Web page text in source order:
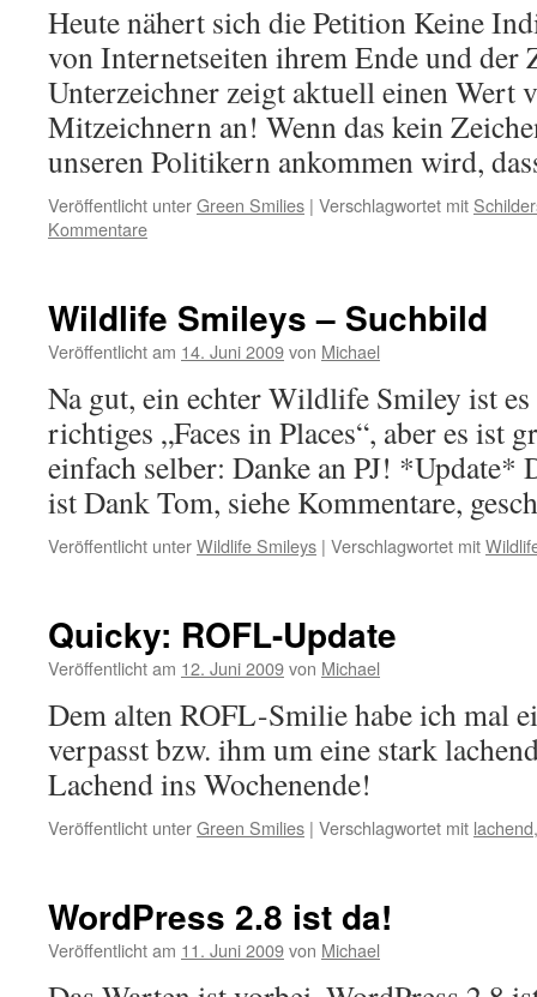
Heute nähert sich die Petition Keine
von Internetseiten ihrem Ende und der
Unterzeichner zeigt aktuell einen Wert
Mitzeichnern an! Wenn das kein
unseren Politikern ankommen wird,
Veröffentlicht unterGreen Smilies | Verschlagwortet mit
Kommentare
Wildlife Smileys – Suchbild
Veröffentlicht am 14. Juni 2009von Michael
Na gut, ein echter Wildlife Smiley ist
richtiges „Faces in Places“, aber es ist
einfach selber: Danke an PJ! *Update*
ist Dank Tom, siehe Kommentare,
Veröffentlicht unterWildlife Smileys | Verschlagwortet mit
Quicky: ROFL-Update
Veröffentlicht am 12. Juni 2009von Michael
Dem alten ROFL-Smilie habe ich mal
verpasst bzw. ihm um eine stark
Lachend ins Wochenende!
Veröffentlicht unterGreen Smilies | Verschlagwortet mit lachend
WordPress 2.8 ist da!
Veröffentlicht am 11. Juni 2009von Michael